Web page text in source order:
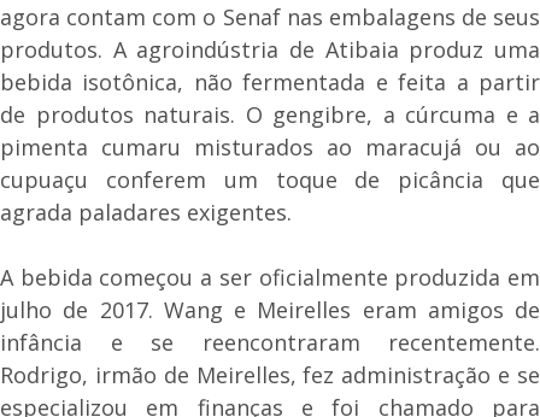
agora contam com o Senaf nas embalagens de seus
produtos. A agroindústria de Atibaia produz uma
bebida isotônica, não fermentada e feita a partir
de produtos naturais. O gengibre, a cúrcuma e a
pimenta cumaru misturados ao maracujá ou ao
cupuaçu conferem um toque de picância que
agrada paladares exigentes.
A bebida começou a ser oficialmente produzida em
julho de 2017. Wang e Meirelles eram amigos de
infância e se reencontraram recentemente.
Rodrigo, irmão de Meirelles, fez administração e se
especializou em finanças e foi chamado para